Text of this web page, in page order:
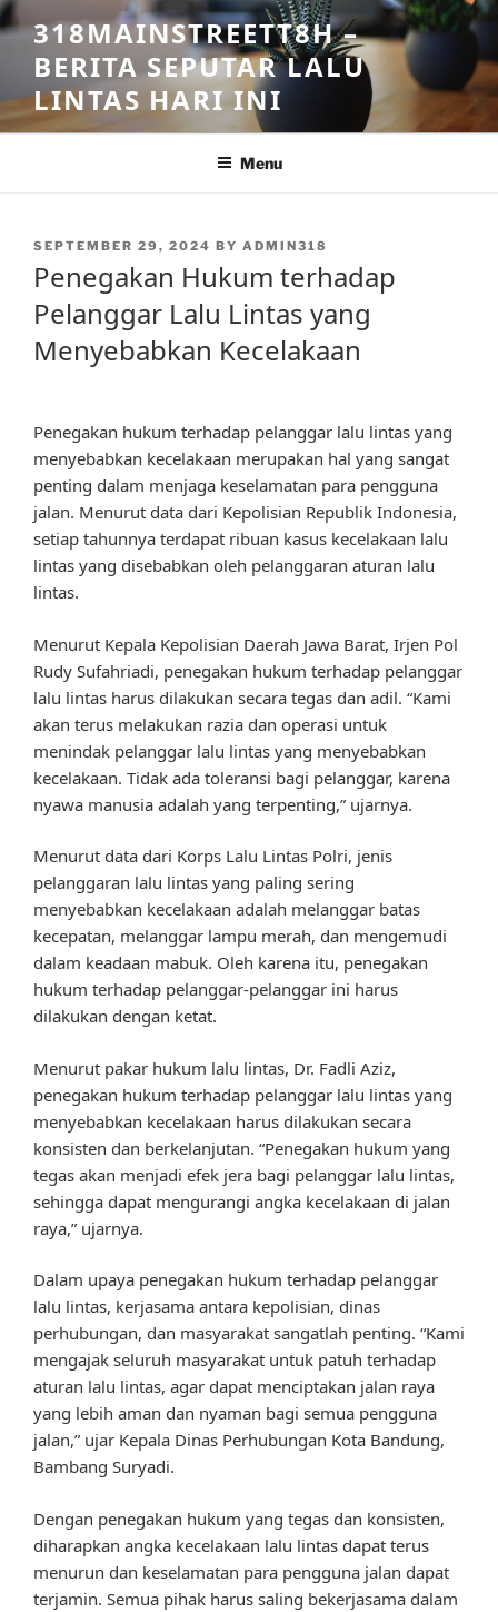
Skip
to
content
318MAINSTREETT8H –
BERITA SEPUTAR LALU
LINTAS HARI INI
Menu
POSTED
SEPTEMBER 29, 2024 BY ADMIN318
Penegakan Hukum terhadap
Pelanggar Lalu Lintas yang
Menyebabkan Kecelakaan
Penegakan hukum terhadap pelanggar lalu lintas yang
menyebabkan kecelakaan merupakan hal yang sangat
penting dalam menjaga keselamatan para pengguna
jalan. Menurut data dari Kepolisian Republik Indonesia,
setiap tahunnya terdapat ribuan kasus kecelakaan lalu
lintas yang disebabkan oleh pelanggaran aturan lalu
lintas.
Menurut Kepala Kepolisian Daerah Jawa Barat, Irjen Pol
Rudy Sufahriadi, penegakan hukum terhadap pelanggar
lalu lintas harus dilakukan secara tegas dan adil. “Kami
akan terus melakukan razia dan operasi untuk
menindak pelanggar lalu lintas yang menyebabkan
kecelakaan. Tidak ada toleransi bagi pelanggar, karena
nyawa manusia adalah yang terpenting,” ujarnya.
Menurut data dari Korps Lalu Lintas Polri, jenis
pelanggaran lalu lintas yang paling sering
menyebabkan kecelakaan adalah melanggar batas
kecepatan, melanggar lampu merah, dan mengemudi
dalam keadaan mabuk. Oleh karena itu, penegakan
hukum terhadap pelanggar-pelanggar ini harus
dilakukan dengan ketat.
Menurut pakar hukum lalu lintas, Dr. Fadli Aziz,
penegakan hukum terhadap pelanggar lalu lintas yang
menyebabkan kecelakaan harus dilakukan secara
konsisten dan berkelanjutan. “Penegakan hukum yang
tegas akan menjadi efek jera bagi pelanggar lalu lintas,
sehingga dapat mengurangi angka kecelakaan di jalan
raya,” ujarnya.
Dalam upaya penegakan hukum terhadap pelanggar
lalu lintas, kerjasama antara kepolisian, dinas
perhubungan, dan masyarakat sangatlah penting. “Kami
mengajak seluruh masyarakat untuk patuh terhadap
aturan lalu lintas, agar dapat menciptakan jalan raya
yang lebih aman dan nyaman bagi semua pengguna
jalan,” ujar Kepala Dinas Perhubungan Kota Bandung,
Bambang Suryadi.
Dengan penegakan hukum yang tegas dan konsisten,
diharapkan angka kecelakaan lalu lintas dapat terus
menurun dan keselamatan para pengguna jalan dapat
terjamin. Semua pihak harus saling bekerjasama dalam